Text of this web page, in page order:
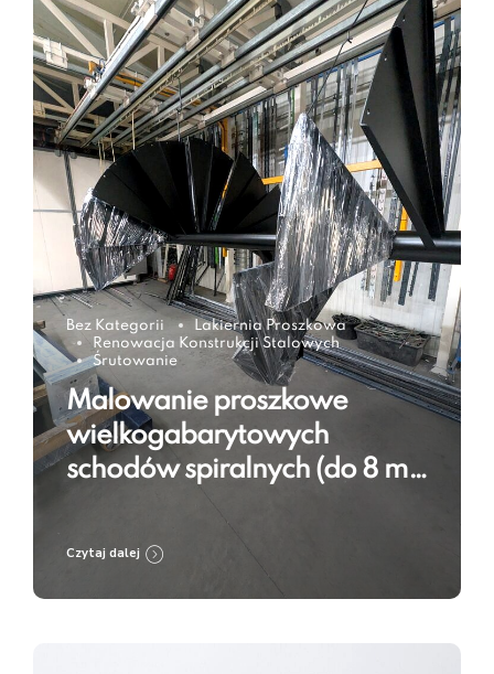
Bez Kategorii
Lakiernia Proszkowa
Renowacja Konstrukcji Stalowych
Śrutowanie
Malowanie proszkowe
wielkogabarytowych
schodów spiralnych (do 8 m)
praktyce
Czytaj dalej